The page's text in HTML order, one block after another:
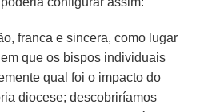
franca e sincera, como lugar
que os bispos individuais
qual foi o impacto do
diocese; descobriríamos